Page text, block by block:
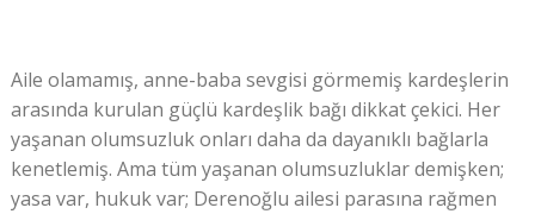
Aile olamamış, anne-baba sevgisi görmemiş kardeşlerin
arasında kurulan güçlü kardeşlik bağı dikkat çekici. Her
yaşanan olumsuzluk onları daha da dayanıklı bağlarla
kenetlemiş. Ama tüm yaşanan olumsuzluklar demişken;
yasa var, hukuk var; Derenoğlu ailesi parasına rağmen